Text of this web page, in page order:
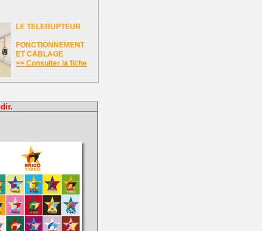
LE TELERUPTEUR
FONCTIONNEMENT
ET CABLAGE
>> Consulter la fiche